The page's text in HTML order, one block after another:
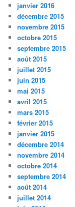
janvier 2016
décembre 2015
novembre 2015
octobre 2015
septembre 2015
août 2015
juillet 2015
juin 2015
mai 2015
avril 2015
mars 2015
février 2015
janvier 2015
décembre 2014
novembre 2014
octobre 2014
septembre 2014
août 2014
juillet 2014